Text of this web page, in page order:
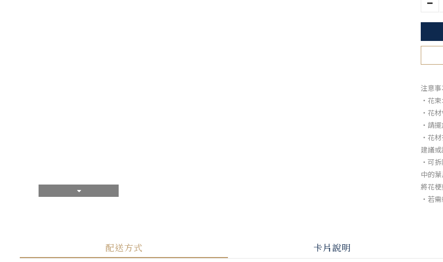
注意
・花
・花
・請
・花
建議
・可
中的
將花
・若
配送方式 卡片說明